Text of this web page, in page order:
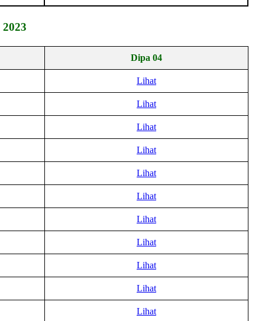
Dipa 04
Lihat
Lihat
Lihat
Lihat
Lihat
Lihat
Lihat
Lihat
Lihat
Lihat
Lihat